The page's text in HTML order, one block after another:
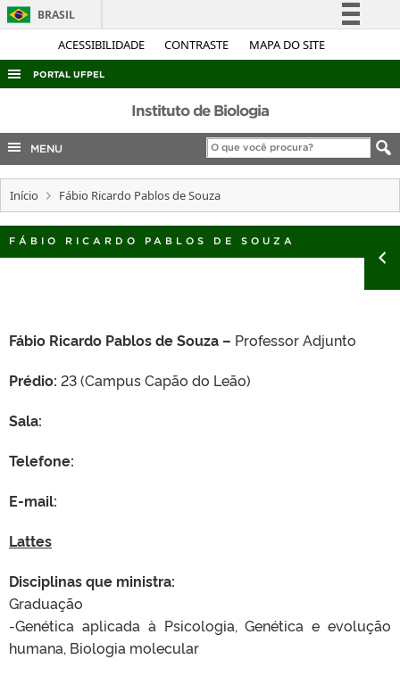
ACESSIBILIDADE CONTRASTE MAPA DO SITE
BRASIL
Simplifique!
Acesso à informação
Legislação
Canais
PORTAL UFPEL
ACESSO À INFORMAÇÃO
AUDITORIA
COBALTO
CONCURSOS
EDITAIS
INTERNACIONAL
TELEFONES
Instituto de Biologia
MENU
Início Fábio Ricardo Pablos de Souza
FÁBIO RICARDO PABLOS DE SOUZA
Fábio Ricardo Pablos de Souza – Professor Adjunto
Prédio: 23 (Campus Capão do Leão)
Sala:
Telefone:
E-mail:
Lattes
Disciplinas que ministra:
Graduação
-Genética aplicada à Psicologia, Genética e evolução
humana, Biologia molecular